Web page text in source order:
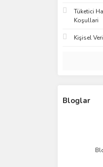
Tüketici
Koşullari
Kişisel
Bloglar